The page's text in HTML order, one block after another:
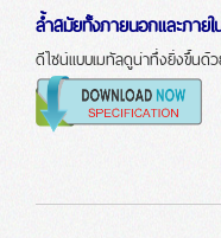
ล้ำสมัยทั้งภายนอกและภายใ
ดีไซน์แบบเมทัลดูน่าทึ่งยิ่งขึ้น